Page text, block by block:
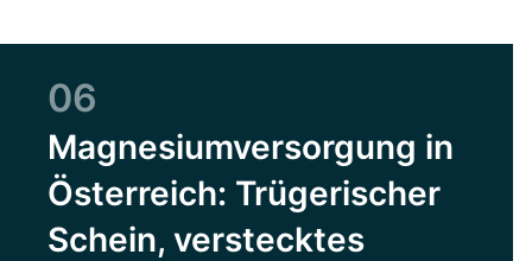
06
Magnesiumversorgung in
Österreich: Trügerischer
Schein, verstecktes